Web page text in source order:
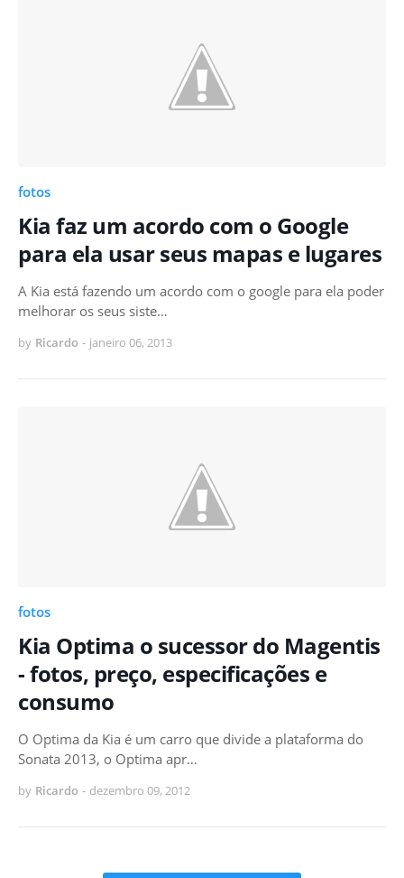
fotos
Kia faz um acordo com o Google
para ela usar seus mapas e lugares
A Kia está fazendo um acordo com o google para ela poder
melhorar os seus siste…
by Ricardo - janeiro 06, 2013
fotos
Kia Optima o sucessor do Magentis
- fotos, preço, especificações e
consumo
O Optima da Kia é um carro que divide a plataforma do
Sonata 2013, o Optima apr…
by Ricardo - dezembro 09, 2012